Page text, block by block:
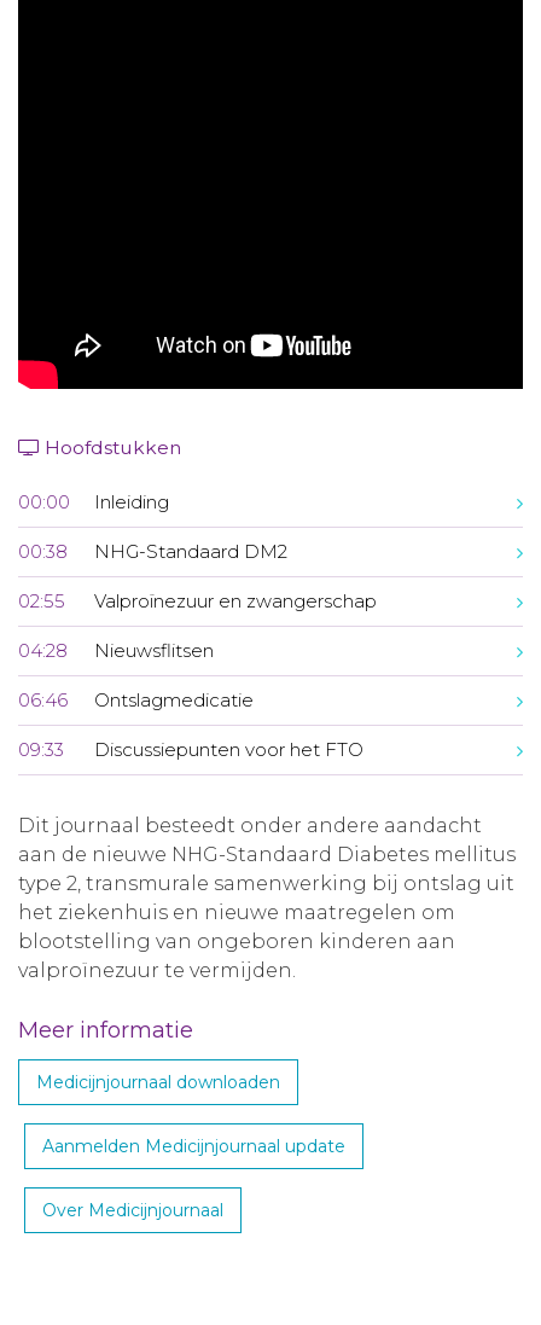
Hoofdstukken
00:00 Inleiding
00:38 NHG-Standaard DM2
02:55 Valproïnezuur en zwangerschap
04:28 Nieuwsflitsen
06:46 Ontslagmedicatie
09:33 Discussiepunten voor het FTO
Dit journaal besteedt onder andere aandacht
aan de nieuwe NHG-Standaard Diabetes mellitus
type 2, transmurale samenwerking bij ontslag uit
het ziekenhuis en nieuwe maatregelen om
blootstelling van ongeboren kinderen aan
valproïnezuur te vermijden.
Meer informatie
Medicijnjournaal downloaden
Aanmelden Medicijnjournaal update
Over Medicijnjournaal